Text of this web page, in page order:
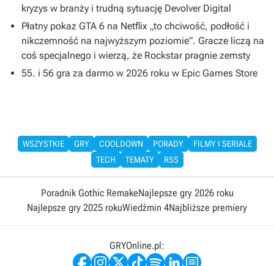
kryzys w branży i trudną sytuację Devolver Digital
Płatny pokaz GTA 6 na Netflix „to chciwość, podłość i
nikczemność na najwyższym poziomie”. Gracze liczą na
coś specjalnego i wierzą, że Rockstar pragnie zemsty
55. i 56 gra za darmo w 2026 roku w Epic Games Store
WSZYSTKIE GRY COOLDOWN PORADY
FILMY I SERIALE
TECH
TEMATY RSS
Poradnik Gothic RemakeNajlepsze gry 2026 roku
Najlepsze gry 2025 rokuWiedźmin 4Najbliższe premiery
GRYOnline.pl: